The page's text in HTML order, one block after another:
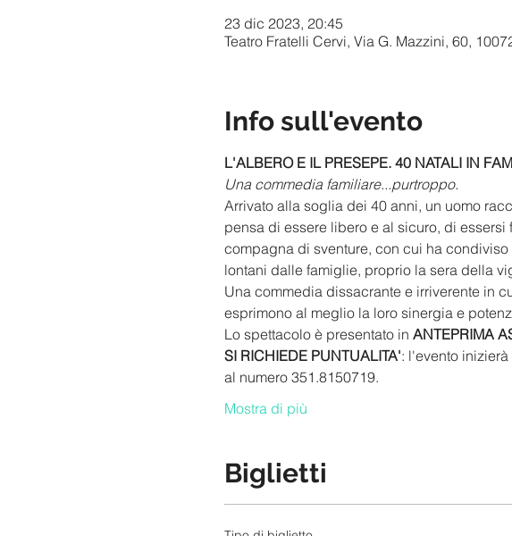
23 dic 2023, 20:45
Teatro Fratelli Cervi, Via G. Mazzini, 60,
Info sull'evento
L'ALBERO E IL PRESEPE. 40 NATALI IN
Una commedia familiare...purtroppo.
Arrivato alla soglia dei 40 anni, un uomo
pensa di essere libero e al sicuro, di
compagna di sventure, con cui ha
lontani dalle famiglie, proprio la sera della
Una commedia dissacrante e irriverente in
esprimono al meglio la loro sinergia e
Lo spettacolo è presentato in ANTEPRIMA
SI RICHIEDE PUNTUALITA': l'evento
al numero 351.8150719.
Mostra di più
Biglietti